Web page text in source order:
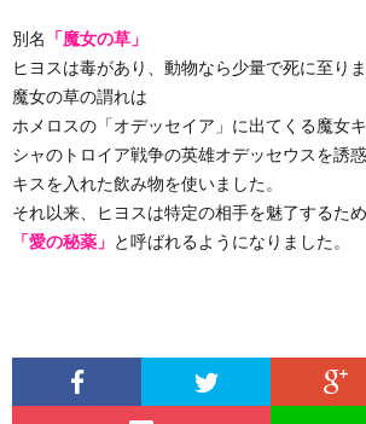
別名 「魔女の草」
ヒヨスは毒があり、動物なら少量で死に至りま
魔女の草の謂れは
ホメロスの「オデッセイア」に出てくる魔女
シャのトロイア戦争の英雄オデッセウスを誘
キスを入れた飲み物を使いました。
それ以来、ヒヨスは特定の相手を魅了するた
「愛の秘薬」 と呼ばれるようになりました。